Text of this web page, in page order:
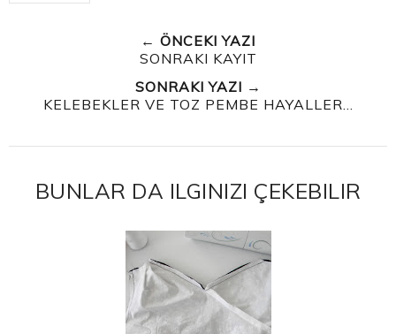
← ÖNCEKI YAZI
SONRAKI KAYIT
SONRAKI YAZI →
KELEBEKLER VE TOZ PEMBE HAYALLER…
BUNLAR DA ILGINIZI ÇEKEBILIR